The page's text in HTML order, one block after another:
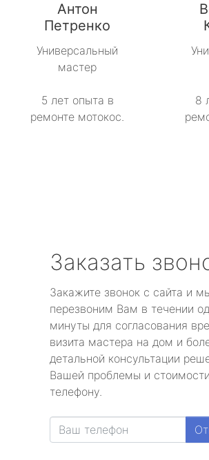
Антон
Петренко
Универсальный
мастер
5 лет опыта в
ремонте мотокос.
8
Заказать
Закажите звонок с сайта и
перезвоним Вам в течении
минуты для согласования
визита мастера на дом и
детальной консультации
Вашей проблемы и
телефону.